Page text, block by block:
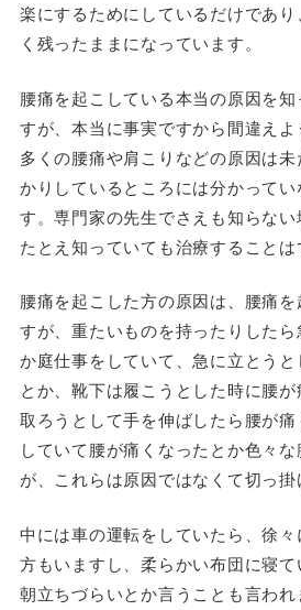
楽にするためにしているだけであ
く残ったままになっています。
腰痛を起こしている本当の原因を
すが、本当に事実ですから間違えよ
多くの腰痛や肩こりなどの原因は
かりしているところには分かって
す。専門家の先生でさえも知らない
たとえ知っていても治療することは
腰痛を起こした方の原因は、腰痛
すが、重たいものを持ったりした
か庭仕事をしていて、急に立とう
とか、靴下は履こうとした時に腰
取ろうとして手を伸ばしたら腰が
していて腰が痛くなったとか色々
が、これらは原因ではなくて切っ掛
中には車の運転をしていたら、徐
方もいますし、柔らかい布団に寝
朝立ちづらいとか言うことも言わ